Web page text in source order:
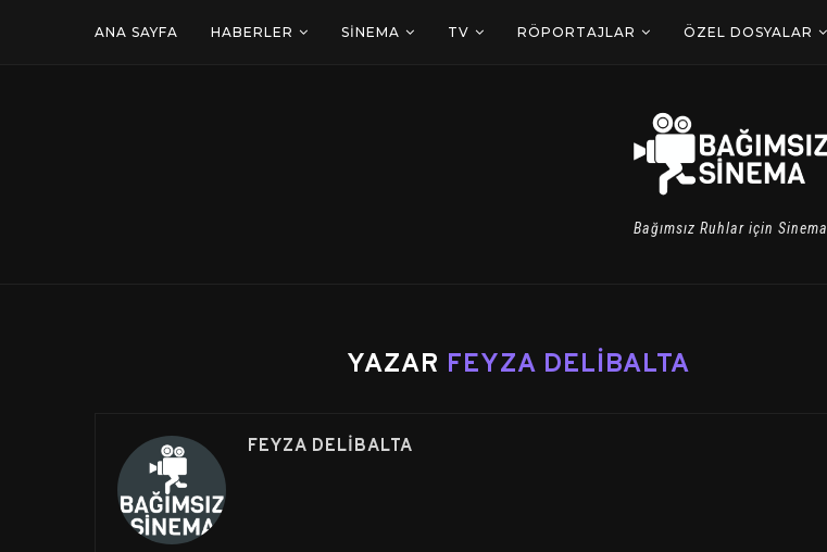
ANA SAYFA HABERLER SINEMA TV RÖPORTAJLAR ÖZEL DOSYALAR
Bağımsız Ruhlar için Sinema
YAZAR FEYZA DELIBALTA
FEYZA DELIBALTA